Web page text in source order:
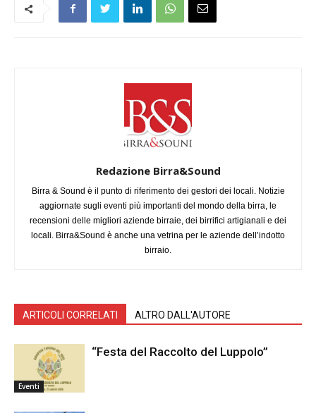
Redazione Birra&Sound
Birra & Sound è il punto di riferimento dei gestori dei locali. Notizie
aggiornate sugli eventi più importanti del mondo della birra, le
recensioni delle migliori aziende birraie, dei birrifici artigianali e dei
locali. Birra&Sound è anche una vetrina per le aziende dell’indotto
birraio.
ARTICOLI CORRELATI ALTRO DALL'AUTORE
Eventi
“Festa del Raccolto del Luppolo”